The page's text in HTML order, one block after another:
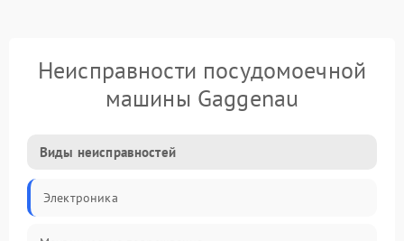
Неисправности посудомоечной
машины Gaggenau
Виды неисправностей
Электроника